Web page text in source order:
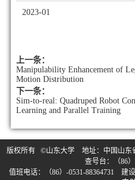
2023-01
上一条：
Manipulability Enhancement of
Motion Distribution
下一条：
Sim-to-real: Quadruped Robot
Learning and Parallel Training
版权所有 ©山东大学 地址：中国山东
查号台：（86
值班电话：（86）-0531-88364731